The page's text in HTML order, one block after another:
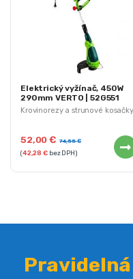
Krovinorezy a strunové kosačky
Elektrický vyžínač, 450W
290mm VERTO | 52G551
52,00€ 74,55€
(42,28€bez DPH)